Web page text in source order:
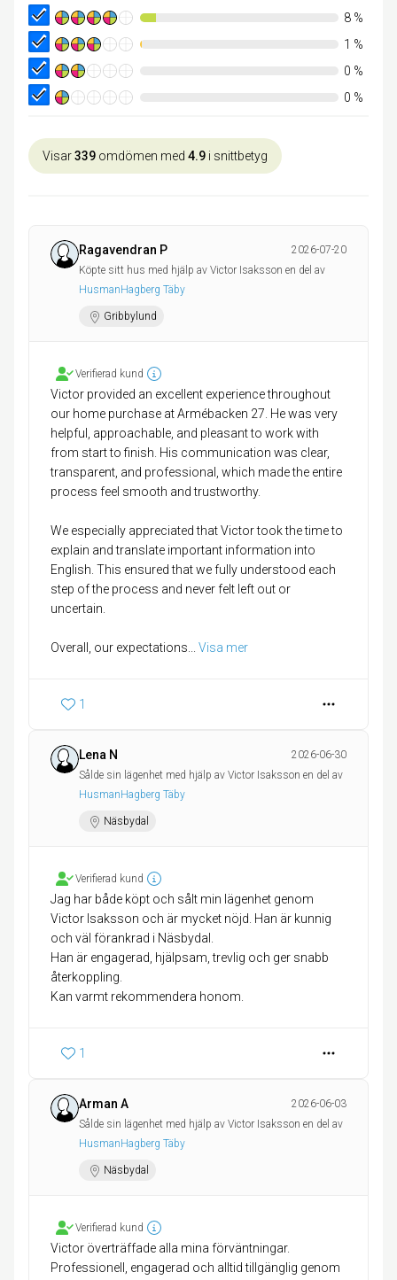
8%
1 %
0 %
0 %
Visar339 omdömen med 4.9 i snittbetyg
Ragavendran P
2026-07-20
Köpte sitt hus med hjälp av Victor Isaksson en del av
HusmanHagberg Täby
Gribbylund
Verifierad kund
Victor provided an excellent experience throughout
our home purchase at Armébacken 27. He was very
helpful, approachable, and pleasant to work with
from start to finish. His communication was clear,
transparent, and professional, which made the entire
process feel smooth and trustworthy.
We especially appreciated that Victor took the time to
explain and translate important information into
English. This ensured that we fully understood each
step of the process and never felt left out or
uncertain.
Overall, our expectations... Visa mer
1
Lena N
2026-06-30
Sålde sin lägenhet med hjälp av Victor Isaksson en del av
HusmanHagberg Täby
Näsbydal
Verifierad kund
Jag har både köpt och sålt min lägenhet genom
Victor Isaksson och är mycket nöjd. Han är kunnig
och väl förankrad i Näsbydal.
Han är engagerad, hjälpsam, trevlig och ger snabb
återkoppling.
Kan varmt rekommendera honom.
1
Arman A
2026-06-03
Sålde sin lägenhet med hjälp av Victor Isaksson en del av
HusmanHagberg Täby
Näsbydal
Verifierad kund
Victor överträffade alla mina förväntningar.
Professionell, engagerad och alltid tillgänglig genom